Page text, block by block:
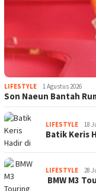
LIFESTYLE 1 Agustus 2026
Son Naeun Bantah
LIFESTYLE 18
Batik Keris
LIFESTYLE 28
BMW M3